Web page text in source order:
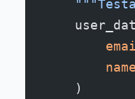
        name
    )